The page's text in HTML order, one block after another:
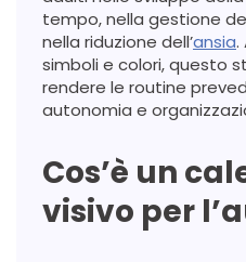
tempo, nella gestione
nella riduzione dell’ansia.
simboli e colori, questo
rendere le routine
autonomia e
Cos’è un
visivo per